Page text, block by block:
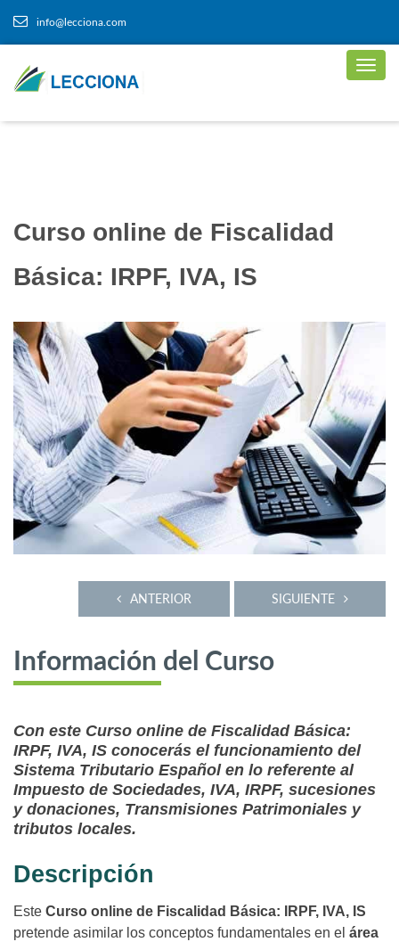
info@lecciona.com
Curso online de Fiscalidad
Básica: IRPF, IVA, IS
SIGUIENTE
ANTERIOR
Información del Curso
Con este Curso online de Fiscalidad Básica:
IRPF, IVA, IS conocerás el funcionamiento del
Sistema Tributario Español en lo referente al
Impuesto de Sociedades, IVA, IRPF, sucesiones
y donaciones, Transmisiones Patrimoniales y
tributos locales.
Descripción
Este Curso online de Fiscalidad Básica: IRPF, IVA, IS
pretende asimilar los conceptos fundamentales en el área